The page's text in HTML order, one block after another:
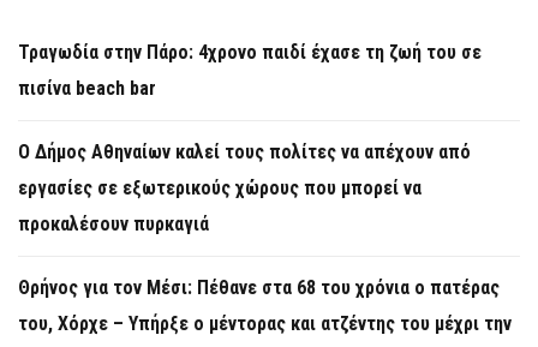
Τραγωδία στην Πάρο: 4χρονο παιδί έχασε τη ζωή του σε
πισίνα beach bar
Ο Δήμος Αθηναίων καλεί τους πολίτες να απέχουν από
εργασίες σε εξωτερικούς χώρους που μπορεί να
προκαλέσουν πυρκαγιά
Θρήνος για τον Μέσι: Πέθανε στα 68 του χρόνια ο πατέρας
του, Χόρχε – Υπήρξε ο μέντορας και ατζέντης του μέχρι την